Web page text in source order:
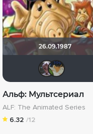
26.09.1987
Альф: Мультсериал
ALF: The Animated Series
6.32 /12